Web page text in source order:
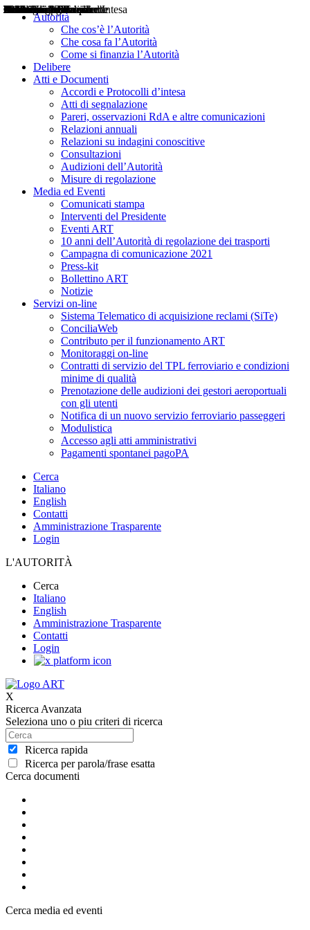
Autorità
Che cos’è l’Autorità
Che cosa fa l’Autorità
Come si finanzia l’Autorità
Delibere
Atti e Documenti
Accordi e Protocolli d’intesa
Atti di segnalazione
Pareri, osservazioni RdA e altre comunicazioni
Relazioni annuali
Relazioni su indagini conoscitive
Consultazioni
Audizioni dell’Autorità
Misure di regolazione
Media ed Eventi
Comunicati stampa
Interventi del Presidente
Eventi ART
10 anni dell’Autorità di regolazione dei trasporti
Campagna di comunicazione 2021
Press-kit
Bollettino ART
Notizie
Servizi on-line
Sistema Telematico di acquisizione reclami (SiTe)
ConciliaWeb
Contributo per il funzionamento ART
Monitoraggi on-line
Contratti di servizio del TPL ferroviario e condizioni
minime di qualità
Prenotazione delle audizioni dei gestori aeroportuali
con gli utenti
Notifica di un nuovo servizio ferroviario passeggeri
Modulistica
Accesso agli atti amministrativi
Pagamenti spontanei pagoPA
Cerca
Italiano
English
Contatti
Amministrazione Trasparente
Login
L'AUTORITÀ
Cerca
Italiano
English
Amministrazione Trasparente
Contatti
Login
X
Ricerca Avanzata
Seleziona uno o piu criteri di ricerca
Ricerca rapida
Ricerca per parola/frase esatta
Cerca documenti
Delibere
Pareri
Consultazioni
Audizioni
Atti di Segnalazione
Accordi e Protocolli d'Intesa
Relazioni annuali
Misure di regolazione
Cerca media ed eventi
Notizie
Comunicati Stampa
Bollettini ART
Convegni ART
Interviste del Presidente
Articoli in primo piano
Interventi del Presidente
2004
2005
2010
2013
2014
2015
2016
2017
2018
2019
202
2020
2021
2022
2023
2024
2025
2026
Aereo
Marittimo
Terrestre